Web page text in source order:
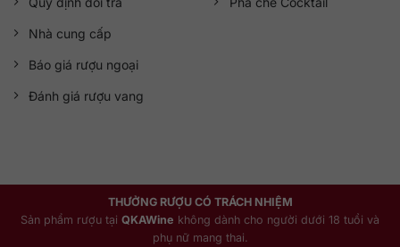
Nhà cung cấp
Báo giá rượu ngoại
Đánh giá rượu vang
THƯỞNG RƯỢU CÓ TRÁCH NHIỆM
Sản phẩm rượu tại QKAWine không dành cho người dưới 18 tuổi và
phụ nữ mang thai.